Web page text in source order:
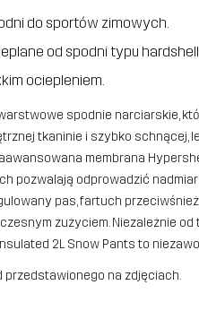
do sportów zimowych.
od spodni typu hardshell
ociepleniem.
spodnie narciarskie,
tkaninie i szybko
membrana
pozwalają odprowadzić
pas, fartuch
zużyciem. Niezależnie
2L Snow Pants to
przedstawionego na zdjęciach.